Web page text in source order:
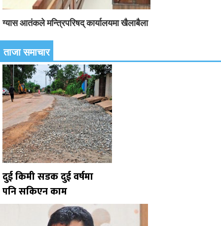
ग्यास आतंकले मन्त्रिपरिषद् कार्यालयमा खैलाबैला
ताजा समाचार
दुई किमी सडक दुई वर्षमा
पनि सकिएन काम